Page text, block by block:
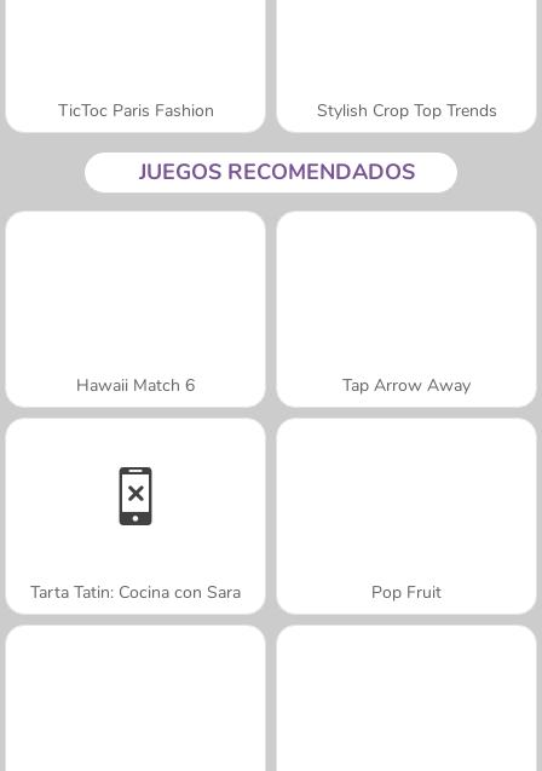
TicToc Paris Fashion Stylish Crop Top Trends
JUEGOS RECOMENDADOS
Hawaii Match 6 Tap Arrow Away
Tarta Tatin: Cocina con Sara Pop Fruit